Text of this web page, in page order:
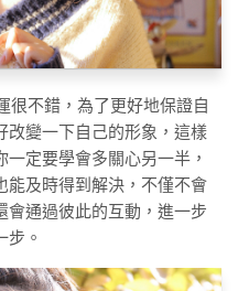
很不錯，為了更好地保證自
改變一下自己的形象，這樣
定要學會多關心另一半，
能及時得到解決，不僅不會
會通過彼此的互動，進一步
步。